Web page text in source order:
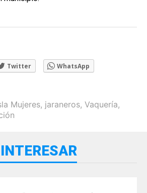
Twitter WhatsApp
Mujeres, jaraneros, Vaquería,